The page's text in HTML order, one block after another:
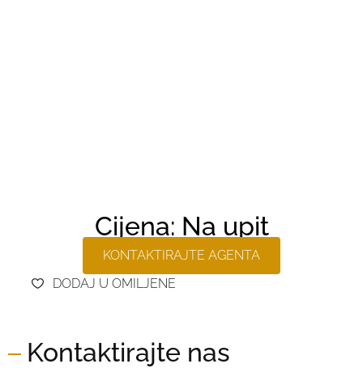
Cijena: Na upit
KONTAKTIRAJTE AGENTA
DODAJ U OMILJENE
Kontaktirajte nas